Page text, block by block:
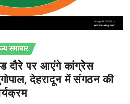
समाचार
दौरे पर आएंगे कांग्रेस
देहरादून में संगठन की